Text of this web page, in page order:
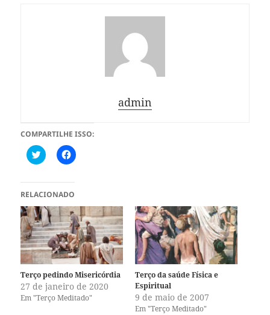
admin
COMPARTILHE ISSO:
C
l
u
e
p
a
r
a
c
o
m
p
a
t
i
l
h
C
l
u
e
p
a
r
a
c
o
m
p
a
r
t
i
l
h
RELACIONADO
Terço pedindo Misericórdia
27 de janeiro de 2020
Em "Terço Meditado"
Terço da saúde Física e
Espiritual
9 de maio de 2007
Em "Terço Meditado"